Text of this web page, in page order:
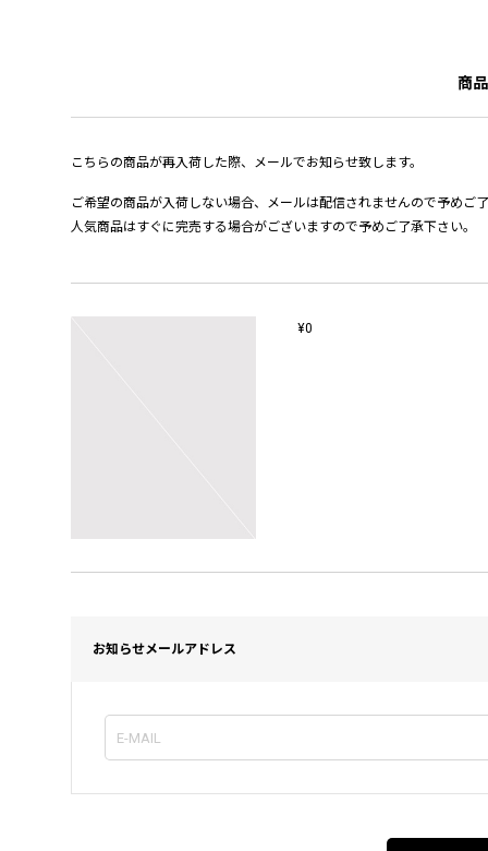
商
こちらの商品が再入荷した際、メールでお知らせ致します。
ご希望の商品が入荷しない場合、メールは配信されませんので予めご
人気商品はすぐに完売する場合がございますので予めご了承下さい。
¥0
お知らせメールアドレス